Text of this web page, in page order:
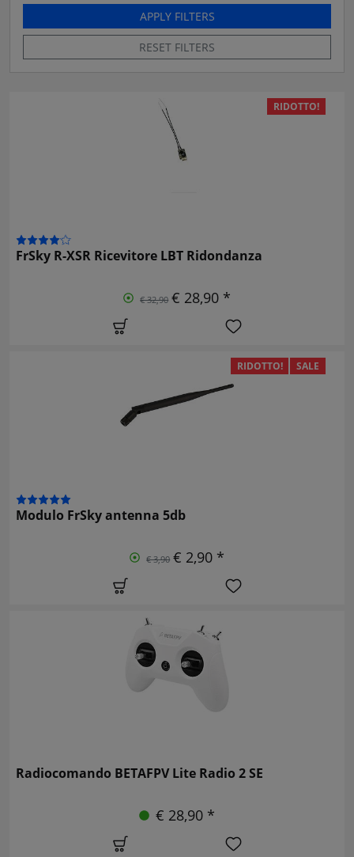
APPLY FILTERS
RESET FILTERS
RIDOTTO!
FrSky R-XSR Ricevitore LBT Ridondanza
€ 32,90 € 28,90 *
RIDOTTO! SALE
Modulo FrSky antenna 5db
€ 3,90 € 2,90 *
Radiocomando BETAFPV Lite Radio 2 SE
€ 28,90 *